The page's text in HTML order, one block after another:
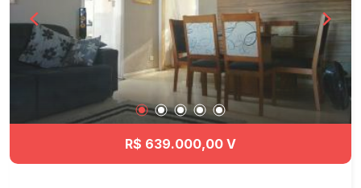
Excelente localização no bairro Jardim Portugal,
em rua residencial, tranquila, próximo da Av
Cidade Jardim e de fácil a acesso ao Vale Sul
Shopping, Supermercado Shibata, Rodovia Dutra,
Tamoios e principais vias da cidade. * Estuda
permuta em imóvel até 60% do valor.
R$ 639.000,00 V